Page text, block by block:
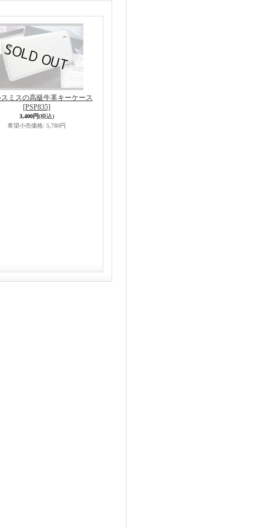
ミスの高級牛革キーケース
[PSP835]
3,400円(税込)
希望小売価格: 5,780円